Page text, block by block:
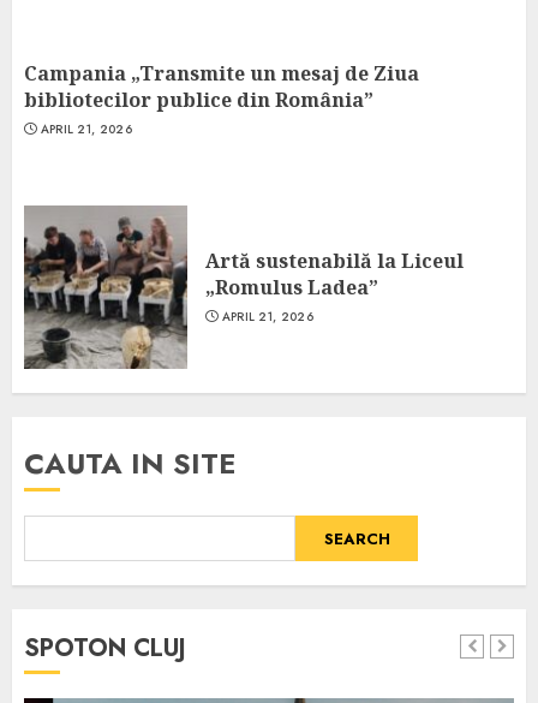
Campania „Transmite un mesaj de Ziua
bibliotecilor publice din România”
APRIL 21, 2026
Artă sustenabilă la Liceul
„Romulus Ladea”
APRIL 21, 2026
CAUTA IN SITE
SEARCH
SPOTON CLUJ